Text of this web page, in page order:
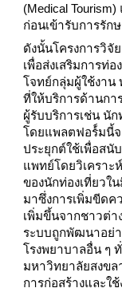
(Medical
ก่อนเข้ารับการรัก
ดังนั้นโครงการวิ
เพื่อส่งเสริมการท่
โจทย์กลุ่มผู้ใช้งาน
ที่ให้บริการด้านกา
ผู้รับบริการเช่น นั
โดยแพลตฟอร์์มนี้
ประยุกต์ใช้เพื่อสนั
แพทย์โดยวิเคราะ
ของนักท่องเที่ยวใ
มาซึ่งการเพิ่มขีดค
เพิ่มขึ้นจากชาวต่า
ระบบถูกพัฒนาอย่
โรงพยาบาลอื่น ๆ
มหาวิทยาลัยสงขล
การก่อสร้างและใ